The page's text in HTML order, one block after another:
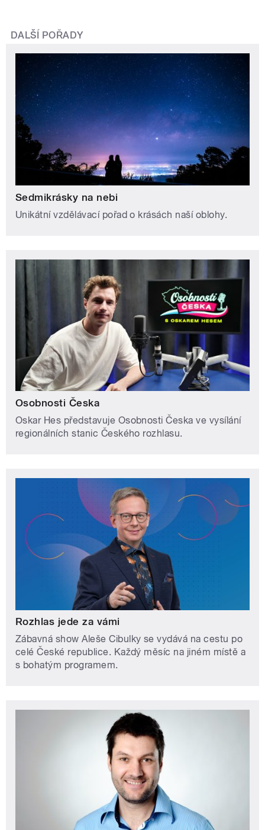
DALŠÍ POŘADY
Sedmikrásky na nebi
Unikátní vzdělávací pořad o krásách naší oblohy.
Osobnosti Česka
Oskar Hes představuje Osobnosti Česka ve vysílání
regionálních stanic Českého rozhlasu.
Rozhlas jede za vámi
Zábavná show Aleše Cibulky se vydává na cestu po
celé České republice. Každý měsíc na jiném místě a
s bohatým programem.